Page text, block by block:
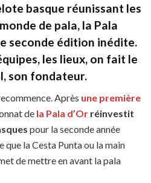
basque réunissant les
de pala, la Pala
seconde édition inédite.
les lieux, on fait le
son fondateur.
Après une première
de la Pala d’Or réinvestit
pour la seconde année
que la Cesta Punta ou la main
de mettre en avant la pala